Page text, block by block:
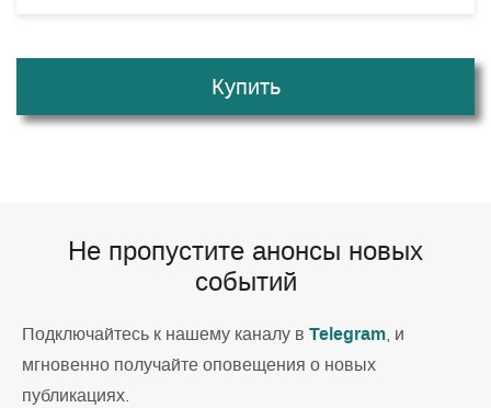
Купить
Не пропустите анонсы новых
событий
Подключайтесь к нашему каналу в Telegram, и
мгновенно получайте оповещения о новых
публикациях.